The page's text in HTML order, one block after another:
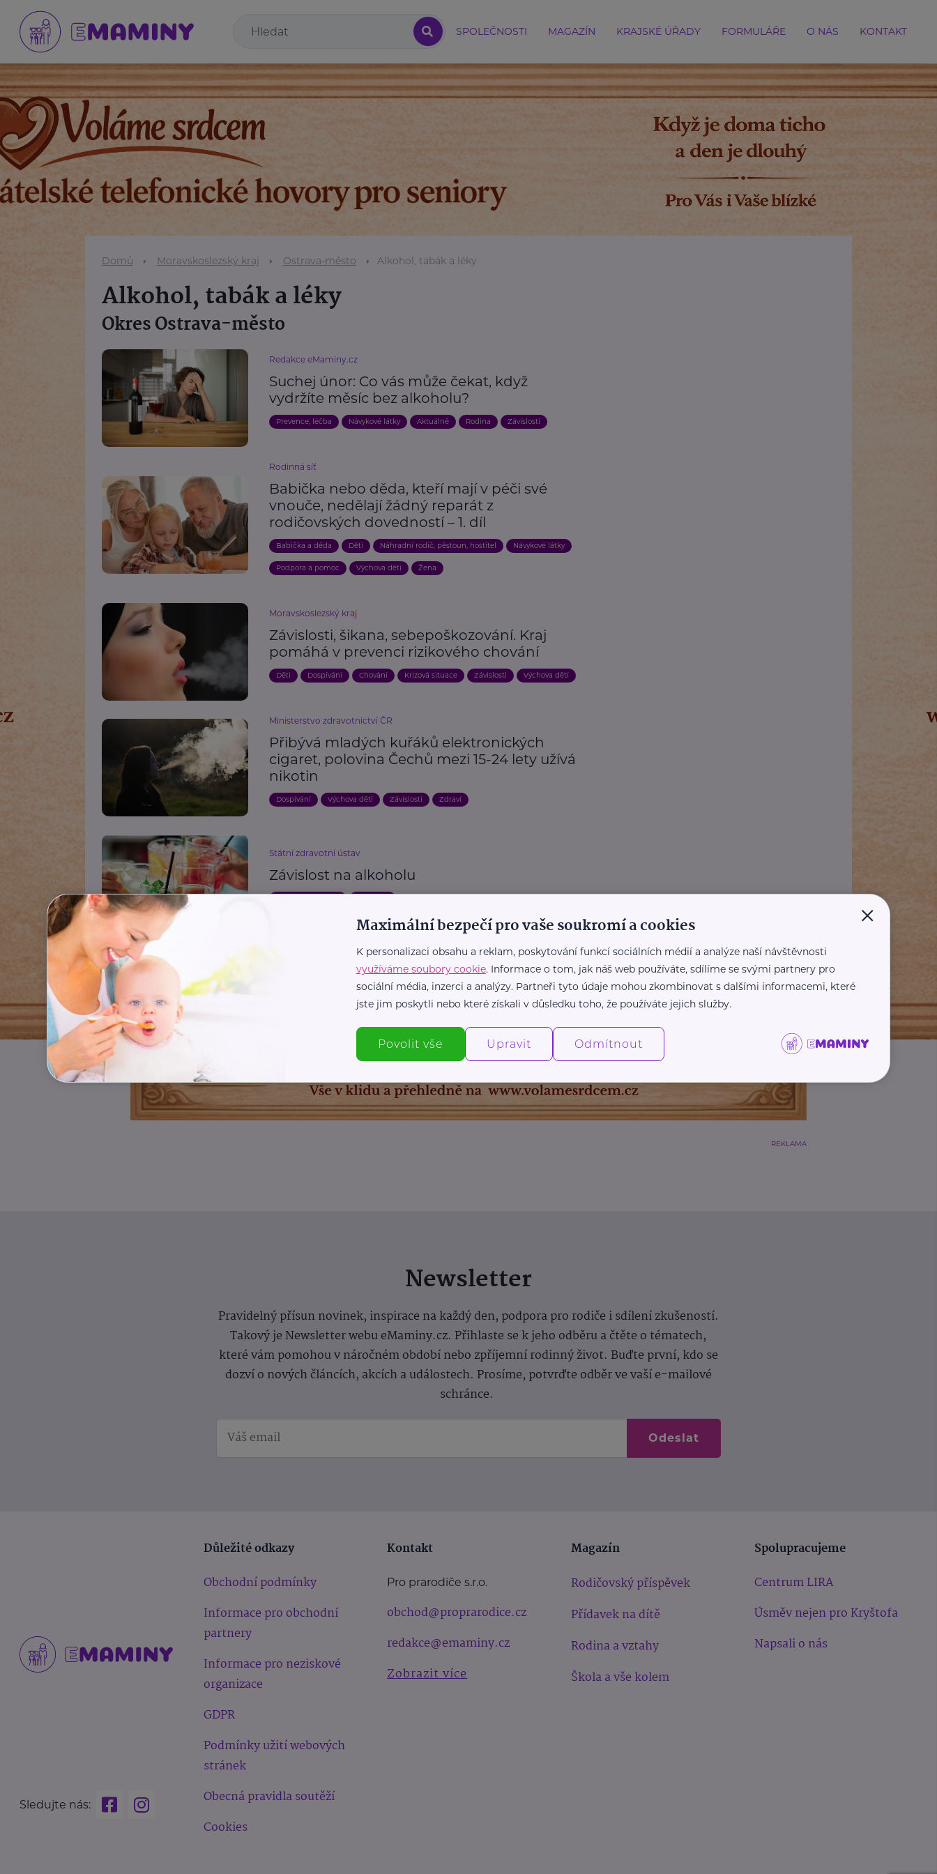
SPOLEČNOSTI MAGAZÍN KRAJSKÉ ÚŘADY FORMULÁŘE O NÁS KONTAKT
Domů Moravskoslezský kraj Ostrava-město Alkohol, tabák a léky
Alkohol, tabák a léky
Okres Ostrava-město
Redakce eMaminy.cz
Suchej únor: Co vás může čekat, když
vydržíte měsíc bez alkoholu?
Prevence, léčba Návykové látky Aktuálně Rodina Závislosti
Rodinná síť
Babička nebo děda, kteří mají v péči své
vnouče, nedělají žádný reparát z
rodičovských dovedností – 1. díl
Babička a děda Děti Náhradní rodič, pěstoun, hostitel Návykové látky
Podpora a pomoc Výchova dětí Žena
Moravskoslezský kraj
Závislosti, šikana, sebepoškozování. Kraj
pomáhá v prevenci rizikového chování
Děti Dospívání Chování Krizová situace Závislosti Výchova dětí
Ministerstvo zdravotnictví ČR
Přibývá mladých kuřáků elektronických
cigaret, polovina Čechů mezi 15-24 lety užívá
nikotin
Dospívání Výchova dětí Závislosti Zdraví
Státní zdravotní ústav
Závislost na alkoholu
REKLAMA
Newsletter
Pravidelný přísun novinek, inspirace na každý den, podpora pro rodiče i sdílení zkušeností.
Takový je Newsletter webu eMaminy.cz. Přihlaste se k jeho odběru a čtěte o tématech,
které vám pomohou v náročném období nebo zpříjemní rodinný život. Buďte první, kdo se
dozví o nových článcích, akcích a událostech. Prosíme, potvrďte odběr ve vaší e-mailové
schránce.
Odeslat
Sledujte nás:
Důležité odkazy
Obchodní podmínky
Informace pro obchodní
partnery
Informace pro neziskové
organizace
GDPR
Podmínky užití webových
stránek
Obecná pravidla soutěží
Cookies
Kontakt
Pro prarodiče s.r.o.
obchod@proprarodice.cz
redakce@emaminy.cz
Zobrazit více
Magazín
Rodičovský příspěvek
Přídavek na dítě
Rodina a vztahy
Škola a vše kolem
Spolupracujeme
Centrum LIRA
Úsměv nejen pro Kryštofa
Napsali o nás
×
Maximální bezpečí pro vaše soukromí a cookies
K personalizaci obsahu a reklam, poskytování funkcí sociálních médií a analýze naší návštěvnosti
využíváme soubory cookie. Informace o tom, jak náš web používáte, sdílíme se svými partnery pro
sociální média, inzerci a analýzy. Partneři tyto údaje mohou zkombinovat s dalšími informacemi, které
jste jim poskytli nebo které získali v důsledku toho, že používáte jejich služby.
Povolit vše Upravit Odmítnout